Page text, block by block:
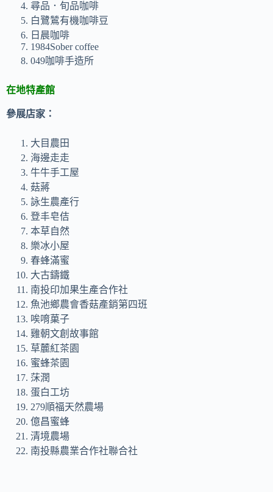
尋品．旬品咖啡
白鷺鷥有機咖啡豆
日晨咖啡
1984Sober coffee
049咖啡手造所
在地特產館
參展店家：
大目農田
海邊走走
牛牛手工屋
菇蔣
詠生農產行
登丰皂佶
本草自然
樂冰小屋
春蜂滿蜜
大古鑄鐵
南投印加果生產合作社
魚池鄉農會香菇產銷第四班
唉唷菓子
雞朝文創故事館
草麓紅茶園
蜜蜂茶園
莯潤
蛋白工坊
279順福天然農場
億昌蜜蜂
清境農場
南投縣農業合作社聯合社